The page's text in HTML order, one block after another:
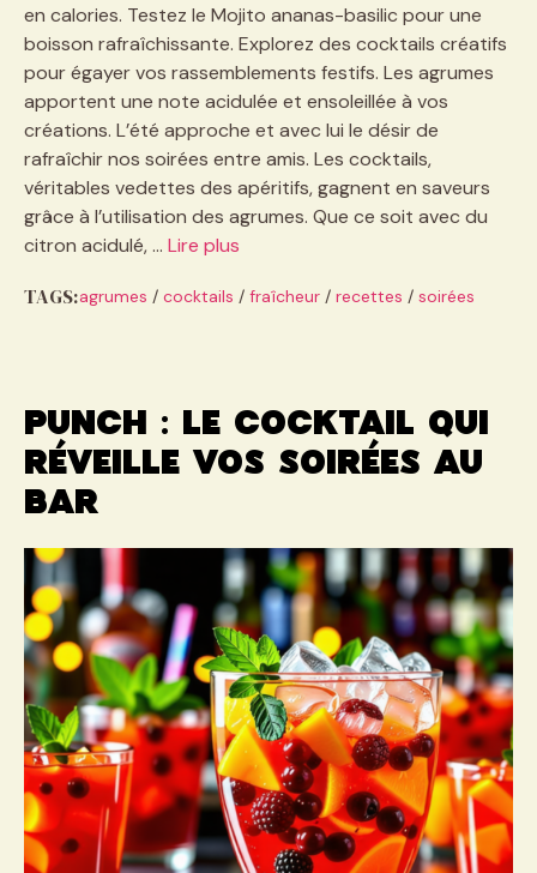
en calories. Testez le Mojito ananas-basilic pour une
boisson rafraîchissante. Explorez des cocktails créatifs
pour égayer vos rassemblements festifs. Les agrumes
apportent une note acidulée et ensoleillée à vos
créations. L’été approche et avec lui le désir de
rafraîchir nos soirées entre amis. Les cocktails,
véritables vedettes des apéritifs, gagnent en saveurs
grâce à l’utilisation des agrumes. Que ce soit avec du
citron acidulé, … Lire plus
TAGS:agrumes / cocktails / fraîcheur/ recettes / soirées
Punch : le cocktail qui
réveille vos soirées au
bar